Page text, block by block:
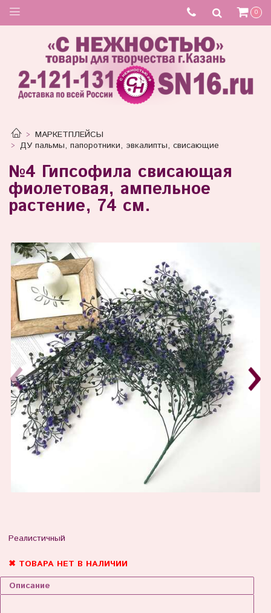
0
МАРКЕТПЛЕЙСЫ
ДУ пальмы, папоротники, эвкалипты, свисающие
№4 Гипсофила свисающая
фиолетовая, ампельное
растение, 74 см.
Реалистичный
✖ ТОВАРА НЕТ В НАЛИЧИИ
Описание
Товар отсутствует